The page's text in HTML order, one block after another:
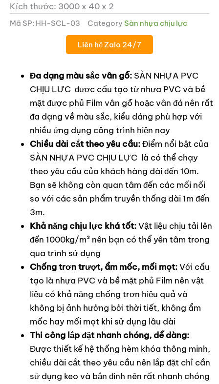
Kích thước: 3000 x 40 x 2
Mã SP: HH-SCL-03 Category Sàn nhựa chịu lực
Liên hệ Zalo 24/7
Đa dạng màu sắc vân gỗ: SÀN NHỰA PVC
CHỊU LỰC được cấu tạo từ nhựa PVC và bề
mặt được phủ Film vân gỗ hoặc vân đá nên rất
đa dạng về màu sắc, kiểu dáng phù hợp với
nhiều ứng dụng công trình hiện nay
Chiều dài cắt theo yêu cầu:Điểm nổi bật của
SÀN NHỰA PVC CHỊU LỰC là có thể chạy
theo yêu cầu của khách hàng dài đến 10m.
Bạn sẽ không còn quan tâm đến các mối nối
so với các sản phẩm truyền thống dài 1m đến
3m.
Khả năng chịu lực khá tốt:Vật liệu chịu tải lên
đến 1000kg/m² nên bạn có thể yên tâm trong
qua trình sử dụng
Chống trơn trượt, ẩm mốc, mối mọt:Với cấu
tạo là nhựa PVC và bề mặt phủ Film nên vật
liệu có khả năng chống trơn hiệu quả và
không bị ảnh hưởng bởi thời tiết, không ẩm
mốc hay mối mọt khi sử dụng lâu dài
Thi công lắp đặt nhanh chóng, dễ dàng:
Được thiết kế hệ thống hèm khóa thông minh,
chiều dài cắt theo yêu cầu nên lắp đặt chỉ cần
sử dụng keo và bắn đinh nên rất nhanh chóng